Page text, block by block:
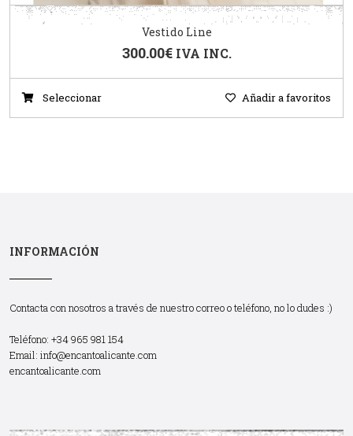
Vestido Line
300.00€ IVA INC.
Seleccionar Añadir a favoritos
INFORMACIÓN
Contacta con nosotros a través de nuestro correo o teléfono, no lo dudes :)
Teléfono: +34 965 981 154
Email: info@encantoalicante.com
encantoalicante.com